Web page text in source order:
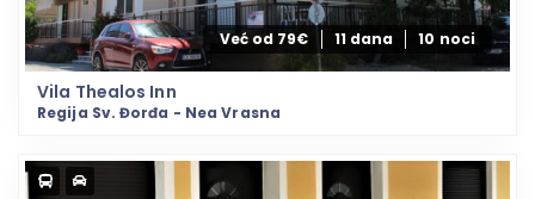
Već od 79€ 11 dana 10 noci
Vila Thealos Inn
Regija Sv. Đorđa - Nea Vrasna